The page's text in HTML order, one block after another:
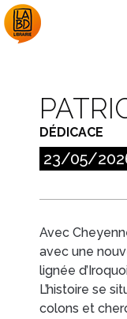
LA
COUPS DE
DÉDICACE
23/05/
Avec
avec une
lignée d’
L’histoire se
colons et